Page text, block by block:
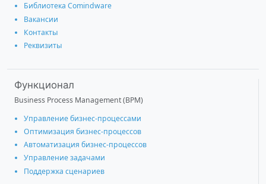
Библиотека Comindware
Вакансии
Контакты
Реквизиты
Функционал
Business Process Management (BPM)
Управление бизнес-процессами
Оптимизация бизнес-процессов
Автоматизация бизнес-процессов
Управление задачами
Поддержка сценариев